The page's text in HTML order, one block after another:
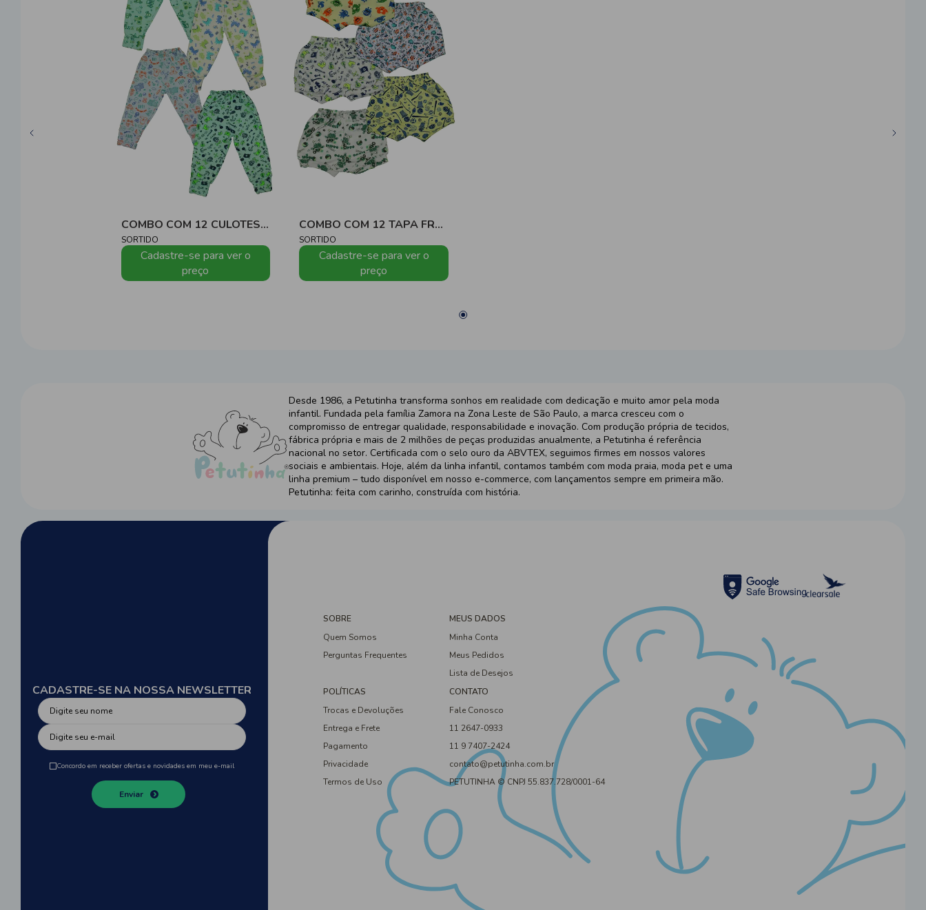
COMBO COM 12 CULOTES ROTATIVOS M/MALHA - MASCULINO
Cadastre-se para ver o
preço
SORTIDO
COMBO COM 12 TAPA FRALDAS ROTATIVO M/MALHA - MASCULINO
Cadastre-se para ver o
preço
SORTIDO
Desde 1986, a Petutinha transforma sonhos em realidade com dedicação e muito amor pela moda
infantil. Fundada pela família Zamora na Zona Leste de São Paulo, a marca cresceu com o
compromisso de entregar qualidade, responsabilidade e inovação. Com produção própria de tecidos,
fábrica própria e mais de 2 milhões de peças produzidas anualmente, a Petutinha é referência
nacional no setor. Certificada com o selo ouro da ABVTEX, seguimos firmes em nossos valores
sociais e ambientais. Hoje, além da linha infantil, contamos também com moda praia, moda pet e uma
linha premium – tudo disponível em nosso e-commerce, com lançamentos sempre em primeira mão.
Petutinha: feita com carinho, construída com história.
CADASTRE-SE NA NOSSA NEWSLETTER
Enviar
Concordo em receber ofertas e novidades em meu e-mail
SOBRE
Quem Somos
Perguntas Frequentes
MEUS DADOS
Minha Conta
Meus Pedidos
Lista de Desejos
POLÍTICAS
Trocas e Devoluções
Entrega e Frete
Pagamento
Privacidade
Termos de Uso
CONTATO
Fale Conosco
11 2647-0933
11 9 7407-2424
contato@petutinha.com.br
PETUTINHA © CNPJ 55.837.728/0001-64